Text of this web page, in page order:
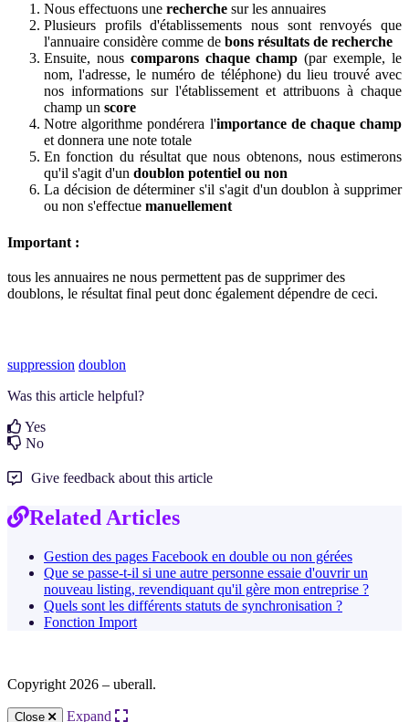
Nous effectuons une recherche sur les annuaires
Plusieurs profils d'établissements nous sont renvoyés que
l'annuaire considère comme de bons résultats de recherche
Ensuite, nous comparons chaque champ(par exemple, le
nom, l'adresse, le numéro de téléphone) du lieu trouvé avec
nos informations sur l'établissement et attribuons à chaque
champ un score
Notre algorithme pondérera l'importance de chaque champ
et donnera une note totale
En fonction du résultat que nous obtenons, nous estimerons
qu'il s'agit d'un doublon potentiel ou non
La décision de déterminer s'il s'agit d'un doublon à supprimer
ou non s'effectue manuellement
Important :
tous les annuaires ne nous permettent pas de supprimer des
doublons, le résultat final peut donc également dépendre de ceci.
suppression doublon
Was this article helpful?
Yes
No
Give feedback about this article
Related Articles
Gestion des pages Facebook en double ou non gérées
Que se passe-t-il si une autre personne essaie d'ouvrir un
nouveau listing, revendiquant qu'il gère mon entreprise ?
Quels sont les différents statuts de synchronisation ?
Fonction Import
Copyright 2026 – uberall.
Close Expand